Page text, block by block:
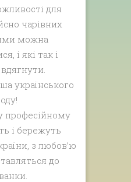
для
чарівних
можна
і які так і
українського
професійному
і бережуть
з любов’ю
до